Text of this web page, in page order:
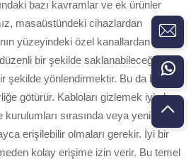
bazı kavramlar ve ek ürünler
masaüstündeki cihazlardan
yüzeyindeki özel kanallardan
bir şekilde saklanabileceği
şekilde yönlendirmektir. Bu da bizi
götürür. Kabloları gizlemek iyi olsa
sırasında veya yeni
erişilebilir olmaları gerekir. İyi bir
kolay erişime izin verir. Bu temel